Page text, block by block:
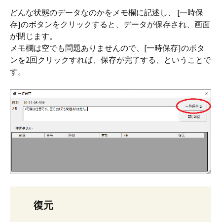
どんな状態のデータなのかをメモ欄に記述し、 [一時保
存]のボタンをクリックすると、データが保存され、画面
が閉じます。
メモ欄は空でも問題ありませんので、[一時保存]のボタ
ンを2回クリックすれば、保存が完了する、ということで
す。
復元